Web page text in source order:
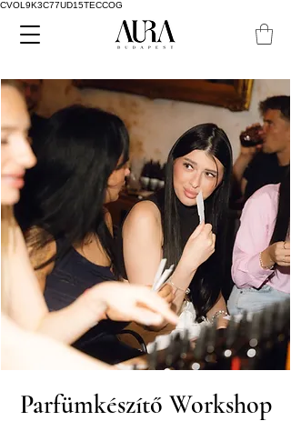
CVOL9K3C77UD15TECCOG
Parfümkészítő Workshop